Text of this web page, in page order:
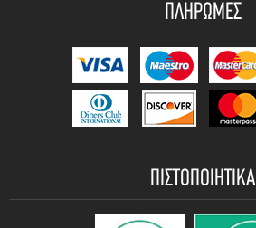
ΠΛΗΡΩΜΕΣ
ΠΙΣΤΟΠΟΙΗΤΙΚΑ